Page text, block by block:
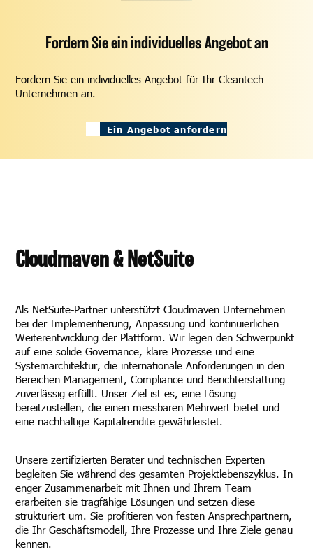
Fordern Sie ein individuelles Angebot an
Fordern Sie ein individuelles Angebot für Ihr Cleantech-
Unternehmen an.
Ein Angebot anfordern
Cloudmaven & NetSuite
Als NetSuite-Partner unterstützt Cloudmaven Unternehmen
bei der Implementierung, Anpassung und kontinuierlichen
Weiterentwicklung der Plattform. Wir legen den Schwerpunkt
auf eine solide Governance, klare Prozesse und eine
Systemarchitektur, die internationale Anforderungen in den
Bereichen Management, Compliance und Berichterstattung
zuverlässig erfüllt. Unser Ziel ist es, eine Lösung
bereitzustellen, die einen messbaren Mehrwert bietet und
eine nachhaltige Kapitalrendite gewährleistet.
Unsere zertifizierten Berater und technischen Experten
begleiten Sie während des gesamten Projektlebenszyklus. In
enger Zusammenarbeit mit Ihnen und Ihrem Team
erarbeiten sie tragfähige Lösungen und setzen diese
strukturiert um. Sie profitieren von festen Ansprechpartnern,
die Ihr Geschäftsmodell, Ihre Prozesse und Ihre Ziele genau
kennen.